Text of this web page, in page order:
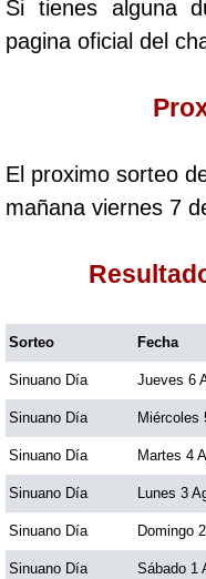
Cafeterito
Caribeña
Chontico Día
Chontico
Culona día
Culona noche
Dorado
Si tienes alguna
pagina oficial del
El proximo sorteo
mañana viernes 7
Sorteo Fecha
Sinuano Día Jueves 6
Sinuano Día Miércoles
Sinuano Día Martes 4
Sinuano Día Lunes 3
Sinuano Día Domingo
Sinuano Día Sábado 1